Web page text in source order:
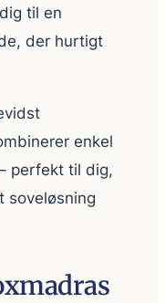
til en
der hurtigt
enkel
perfekt til dig,
soveløsning